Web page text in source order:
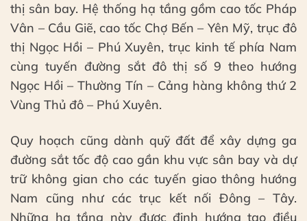
thị sân bay. Hệ thống hạ tầng gồm cao tốc Pháp
Vân – Cầu Giẽ, cao tốc Chợ Bến – Yên Mỹ, trục đô
thị Ngọc Hồi – Phú Xuyên, trục kinh tế phía Nam
cùng tuyến đường sắt đô thị số 9 theo hướng
Ngọc Hồi – Thường Tín – Cảng hàng không thứ 2
Vùng Thủ đô – Phú Xuyên.
Quy hoạch cũng dành quỹ đất để xây dựng ga
đường sắt tốc độ cao gần khu vực sân bay và dự
trữ không gian cho các tuyến giao thông hướng
Nam cũng như các trục kết nối Đông – Tây.
Những hạ tầng này được định hướng tạo điều